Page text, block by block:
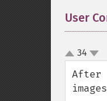
User
up34
After